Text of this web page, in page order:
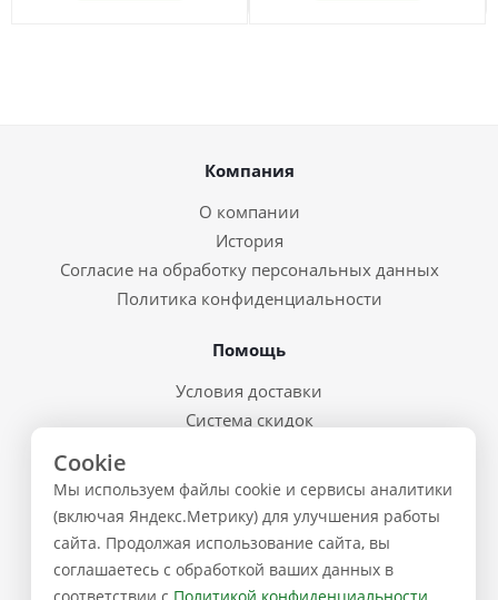
Компания
О компании
История
Согласие на обработку персональных данных
Политика конфиденциальности
Помощь
Условия доставки
Система скидок
Восстановление пароля
Предварительные заказы
Контакты
Cookie
Мы используем файлы cookie и сервисы аналитики
(включая Яндекс.Метрику) для улучшения работы
сайта. Продолжая использование сайта, вы
соглашаетесь с обработкой ваших данных в